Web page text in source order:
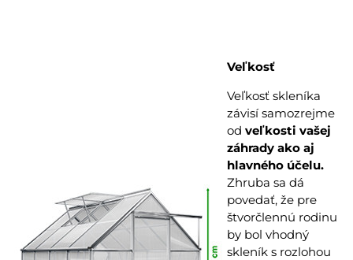
Veľkosť
Veľkosť skleníka
závisí samozrejme
od veľkosti vašej
záhrady ako aj
hlavného účelu.
Zhruba sa dá
povedať, že pre
štvorčlennú rodinu
by bol vhodný
skleník s rozlohou